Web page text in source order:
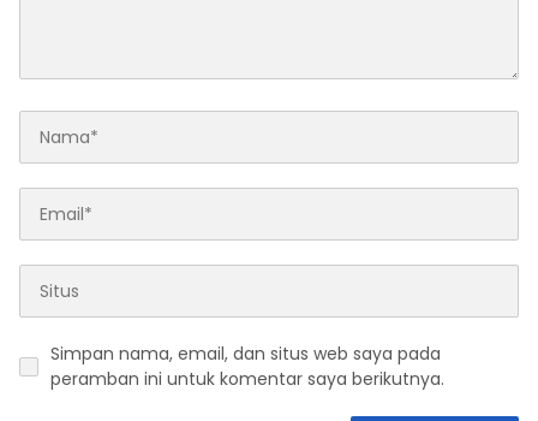
Simpan nama, email, dan situs web saya pada
peramban ini untuk komentar saya berikutnya.